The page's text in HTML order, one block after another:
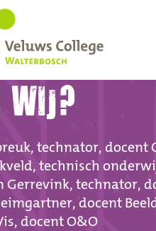
WIJ?
technator, docent
technisch
Gerrevink, technator,
docent
docent O&O